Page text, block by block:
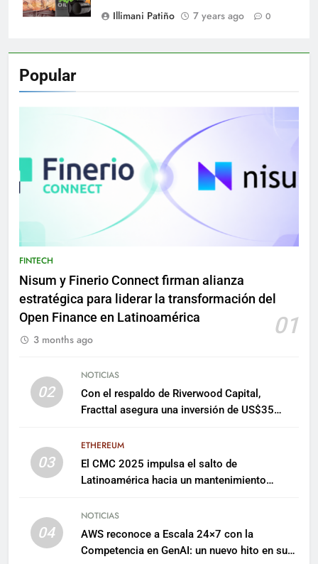
Illimani Patiño
7 years ago 0
Popular
FINTECH
Nisum y Finerio Connect firman alianza
estratégica para liderar la transformación del
Open Finance en Latinoamérica
01
3 months ago
02
NOTICIAS
Con el respaldo de Riverwood Capital,
Fracttal asegura una inversión de US$35
03
ETHEREUM
El CMC 2025 impulsa el salto de
Latinoamérica hacia un mantenimiento
04
NOTICIAS
AWS reconoce a Escala 24×7 con la
Competencia en GenAI: un nuevo hito en su